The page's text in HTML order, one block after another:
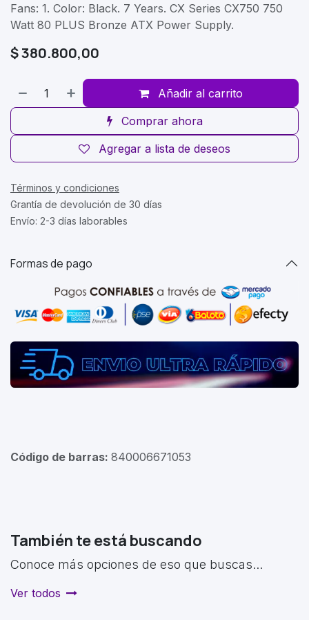
Fans: 1. Color: Black. 7 Years. CX Series CX750 750
Watt 80 PLUS Bronze ATX Power Supply.
$380.800,00
Añadir al carrito
Comprar ahora
Agregar a lista de deseos
Términos y condiciones
Grantía de devolución de 30 días
Envío: 2-3 días laborables
Formas de pago
Código de barras: 840006671053
También te está buscando
Conoce más opciones de eso que buscas...
Ver todos